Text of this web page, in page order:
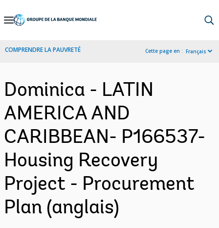
Skip
Navigation
COMPRENDRE LA PAUVRETÉ Cette page en : Français
Dominica - LATIN
AMERICA AND
CARIBBEAN- P166537-
Housing Recovery
Project - Procurement
Plan (anglais)